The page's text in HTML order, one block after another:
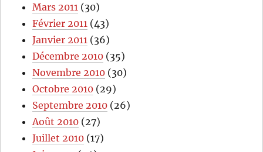
Mars 2011 (30)
Février 2011 (43)
Janvier 2011 (36)
Décembre 2010 (35)
Novembre 2010 (30)
Octobre 2010 (29)
Septembre 2010 (26)
Août 2010 (27)
Juillet 2010 (17)